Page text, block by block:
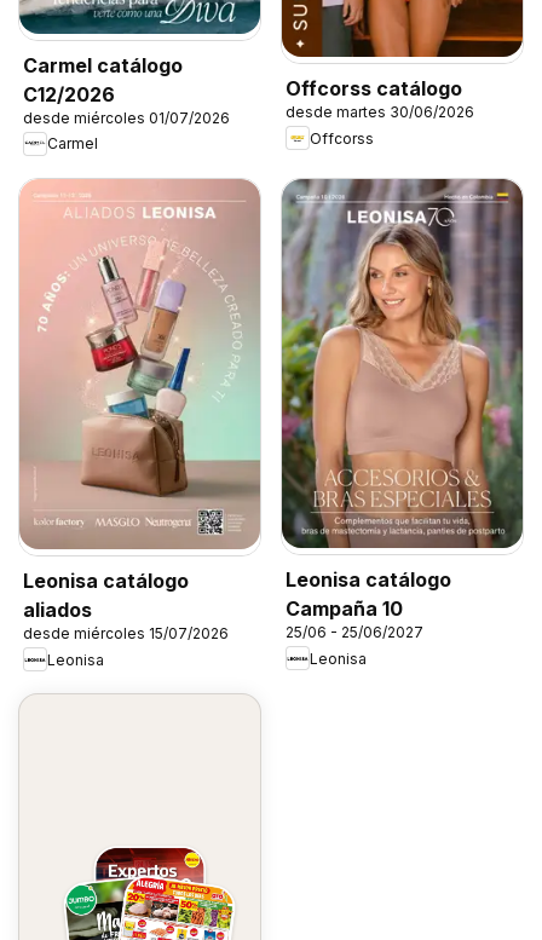
Carmel catálogo
C12/2026
desde miércoles 01/07/2026
Carmel
Offcorss catálogo
desde martes 30/06/2026
Offcorss
Leonisa catálogo
aliados
desde miércoles 15/07/2026
Leonisa
Leonisa catálogo
Campaña 10
25/06 - 25/06/2027
Leonisa